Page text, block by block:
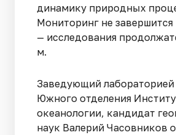
динамику природных
Мониторинг не завершится
— исследования
м.
Заведующий
Южного отделения
океанологии, кандидат
наук Валерий Часовников